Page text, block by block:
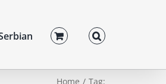
Home Tag: